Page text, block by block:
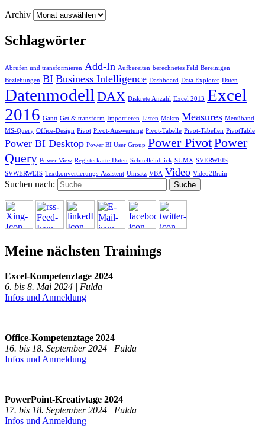
Archiv
Schlagwörter
Abrufen und transformieren Add-In Aufbereiten berechnetes Feld Bereinigen
Beziehungen BI Business Intelligence Dashboard Data Explorer Daten
Datenmodell DAX Diskrete Anzahl Excel 2013 Excel
2016 Gantt Get & transform Importieren Listen Makro Measures Menüband
MS-Query Office-Design Pivot Pivot-Auswertung Pivot-Tabelle Pivot-Tabellen PivotTable
Power BI Desktop Power BI User Group Power PivotPower
Query Power View Registerkarte Daten Schnelleinblick SUMX SVERWEIS
SVWERWEIS Textkonvertierungs-Assistent Umsatz VBA Video Video2Brain
Suchen nach:
Meine nächsten Trainings
Excel-Kompetenztage 2024
6. bis 8. Mai 2024 | Fulda
Infos und Anmeldung
Office-Kompetenztage 2024
16. bis 18. September 2024 | Fulda
Infos und Anmeldung
PowerPoint-Kreativtage 2024
17. bis 18. September 2024 | Fulda
Infos und Anmeldung